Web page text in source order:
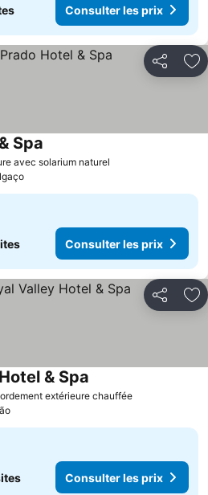
Consulter les prix
Partager
avec solarium naturel
Spa
Consulter les prix
Partager
extérieure chauffée
& Spa
Consulter les prix